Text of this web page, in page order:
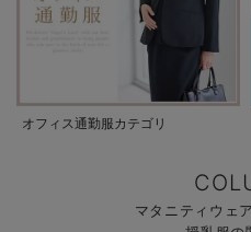
オフィス通勤服カテゴリ
マタニティウェ